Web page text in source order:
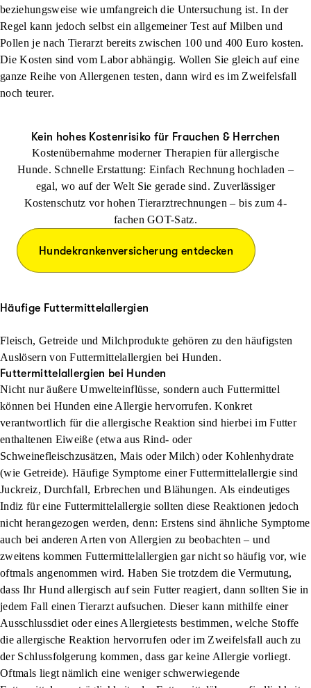
beziehungsweise wie umfangreich die Untersuchung ist. In der
Regel kann jedoch selbst ein allgemeiner Test auf Milben und
Pollen je nach Tierarzt bereits zwischen 100 und 400 Euro kosten.
Die Kosten sind vom Labor abhängig. Wollen Sie gleich auf eine
ganze Reihe von Allergenen testen, dann wird es im Zweifelsfall
noch teurer.
Kein hohes Kostenrisiko für Frauchen & Herrchen
Kostenübernahme moderner Therapien für allergische
Hunde. Schnelle Erstattung: Einfach Rechnung hochladen –
egal, wo auf der Welt Sie gerade sind. Zuverlässiger
Kostenschutz vor hohen Tierarztrechnungen – bis zum 4-
fachen GOT-Satz.
Hundekrankenversicherung entdecken
Häufige Futtermittelallergien
Fleisch, Getreide und Milchprodukte gehören zu den häufigsten
Auslösern von Futtermittelallergien bei Hunden.
Futtermittelallergien bei Hunden
Nicht nur äußere Umwelteinflüsse, sondern auch Futtermittel
können bei Hunden eine Allergie hervorrufen. Konkret
verantwortlich für die allergische Reaktion sind hierbei im Futter
enthaltenen Eiweiße (etwa aus Rind- oder
Schweinefleischzusätzen, Mais oder Milch) oder Kohlenhydrate
(wie Getreide). Häufige Symptome einer Futtermittelallergie sind
Juckreiz, Durchfall, Erbrechen und Blähungen. Als eindeutiges
Indiz für eine Futtermittelallergie sollten diese Reaktionen jedoch
nicht herangezogen werden, denn: Erstens sind ähnliche Symptome
auch bei anderen Arten von Allergien zu beobachten – und
zweitens kommen Futtermittelallergien gar nicht so häufig vor, wie
oftmals angenommen wird. Haben Sie trotzdem die Vermutung,
dass Ihr Hund allergisch auf sein Futter reagiert, dann sollten Sie in
jedem Fall einen Tierarzt aufsuchen. Dieser kann mithilfe einer
Ausschlussdiet oder eines Allergietests bestimmen, welche Stoffe
die allergische Reaktion hervorrufen oder im Zweifelsfall auch zu
der Schlussfolgerung kommen, dass gar keine Allergie vorliegt.
Oftmals liegt nämlich eine weniger schwerwiegende